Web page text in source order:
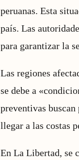
peruanas. Esta
país. Las
para garantizar la
Las regiones
se debe a
preventivas
llegar a las costas
En La Libertad, se